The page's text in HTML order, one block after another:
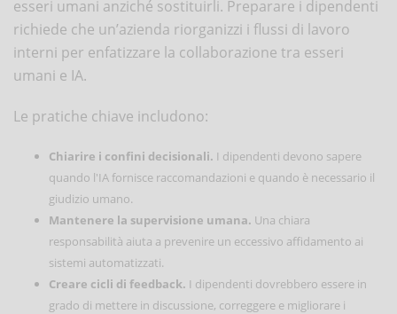
esseri umani anziché sostituirli. Preparare i dipendenti
richiede che un’azienda riorganizzi i flussi di lavoro
interni per enfatizzare la collaborazione tra esseri
umani e IA.
Le pratiche chiave includono:
Chiarire i confini decisionali. I dipendenti devono sapere
quando l'IA fornisce raccomandazioni e quando è necessario il
giudizio umano.
Mantenere la supervisione umana. Una chiara
responsabilità aiuta a prevenire un eccessivo affidamento ai
sistemi automatizzati.
Creare cicli di feedback. I dipendenti dovrebbero essere in
grado di mettere in discussione, correggere e migliorare i